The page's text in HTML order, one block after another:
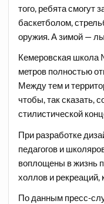
того, ребята смогут
баскетболом,
оружия. А зимой —
Кемеровская
метров полностью
Между тем и
чтобы, так сказать,
стилистической
При разработке
педагогов и
воплощены в жизнь
холлов и рекреаций,
По данным пресс-